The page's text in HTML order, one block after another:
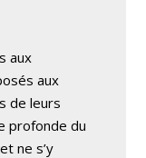
aux
aux
de leurs
profonde du
ne s’y